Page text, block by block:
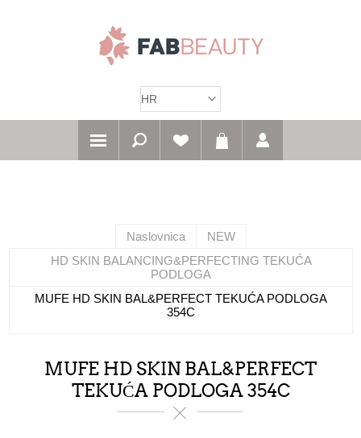
Naslovnica
NEW
HD SKIN BALANCING&PERFECTING TEKUĆA
PODLOGA
MUFE HD SKIN BAL&PERFECT TEKUĆA PODLOGA
354C
MUFE HD SKIN BAL&PERFECT
TEKUĆA PODLOGA 354C